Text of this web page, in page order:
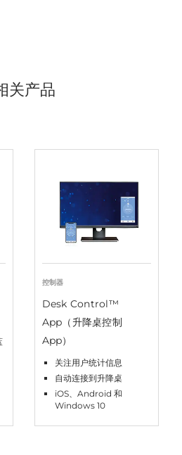
关产品
控制器
Desk Control™
App（升降桌控制
App）
关注用户统计信息
自动连接到升降桌
iOS、Android 和
Windows 10